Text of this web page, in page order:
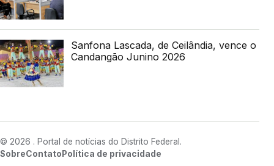
Sanfona Lascada, de Ceilândia, vence o
Candangão Junino 2026
© 2026 . Portal de notícias do Distrito Federal.
SobreContato Política de privacidade